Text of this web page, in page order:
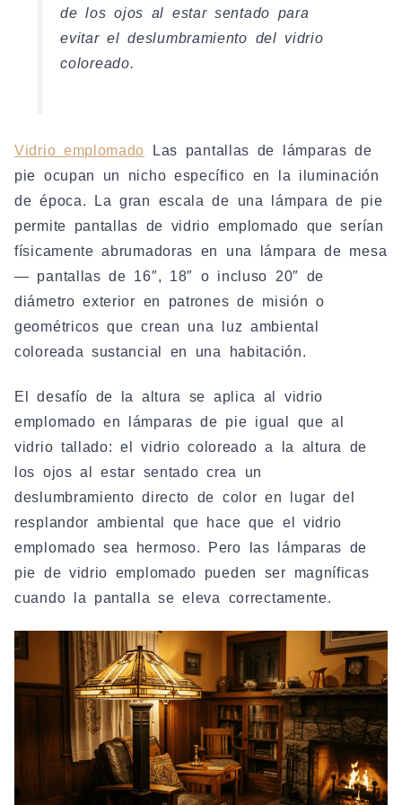
de los ojos al estar sentado para
evitar el deslumbramiento del vidrio
coloreado.
Vidrio emplomado Las pantallas de lámparas de
pie ocupan un nicho específico en la iluminación
de época. La gran escala de una lámpara de pie
permite pantallas de vidrio emplomado que serían
físicamente abrumadoras en una lámpara de mesa
— pantallas de 16″, 18″ o incluso 20″ de
diámetro exterior en patrones de misión o
geométricos que crean una luz ambiental
coloreada sustancial en una habitación.
El desafío de la altura se aplica al vidrio
emplomado en lámparas de pie igual que al
vidrio tallado: el vidrio coloreado a la altura de
los ojos al estar sentado crea un
deslumbramiento directo de color en lugar del
resplandor ambiental que hace que el vidrio
emplomado sea hermoso. Pero las lámparas de
pie de vidrio emplomado pueden ser magníficas
cuando la pantalla se eleva correctamente.